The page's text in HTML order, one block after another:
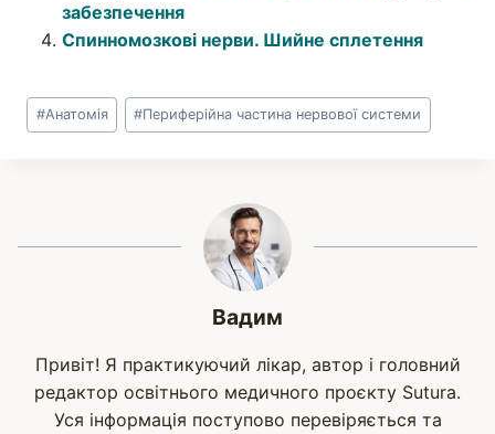
забезпечення
Спинномозкові нерви. Шийне сплетення
Позначки
запису:
#Анатомія #Периферійна частина нервової системи
Вадим
Привіт! Я практикуючий лікар, автор і головний
редактор освітнього медичного проєкту Sutura.
Уся інформація поступово перевіряється та